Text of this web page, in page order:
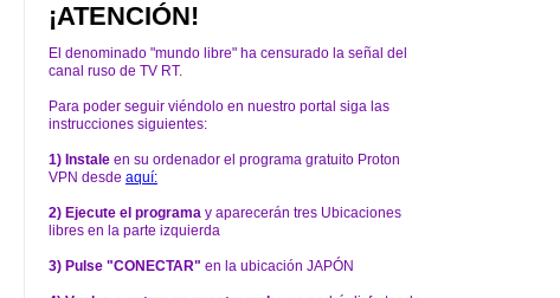
¡ATENCIÓN!
El denominado "mundo libre" ha censurado la señal del
canal ruso de TV RT.
Para poder seguir viéndolo en nuestro portal siga las
instrucciones siguientes:
1) Instale en su ordenador el programa gratuito Proton
VPN desde aquí:
2) Ejecute el programa y aparecerán tres Ubicaciones
libres en la parte izquierda
3) Pulse "CONECTAR" en la ubicación JAPÓN